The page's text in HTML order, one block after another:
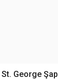
George